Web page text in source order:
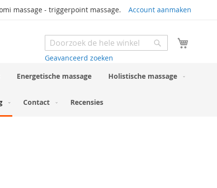
massage - triggerpoint massage. Account aanmaken
Search
Geavanceerd zoeken
Search
Energetische massage Holistische massage
Contact Recensies